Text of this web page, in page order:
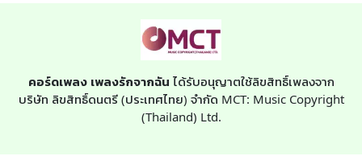
คอร์ดเพลง เพลงรักจากฉัน ได้รับอนุญาตใช้ลิขสิทธิ์เพลงจาก
บริษัท ลิขสิทธิ์ดนตรี (ประเทศไทย) จำกัด MCT: Music Copyright
(Thailand) Ltd.